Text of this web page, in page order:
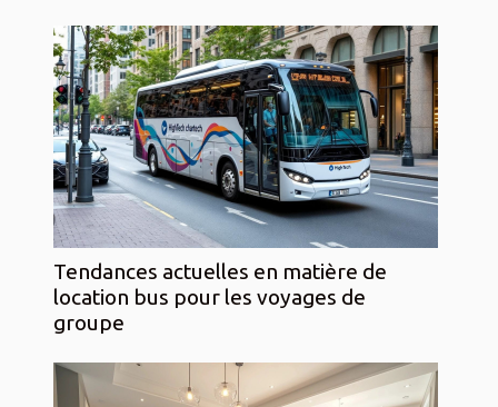
Tendances actuelles en matière de
location bus pour les voyages de
groupe